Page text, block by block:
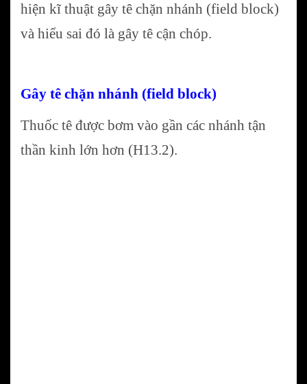
hiện kĩ thuật gây tê chặn nhánh (field block)
và hiểu sai đó là gây tê cận chóp.
Gây tê chặn nhánh (field block)
Thuốc tê được bơm vào gần các nhánh tận
thần kinh lớn hơn (H13.2).